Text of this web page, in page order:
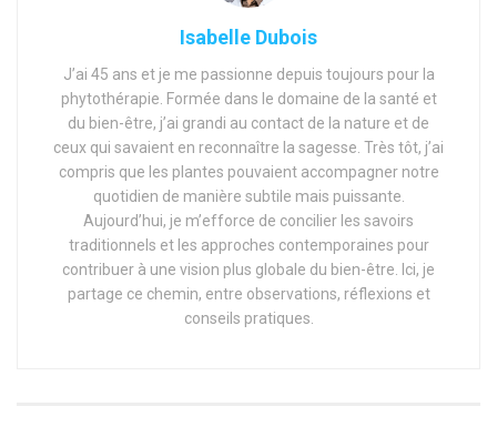
Isabelle Dubois
J’ai 45 ans et je me passionne depuis toujours pour la
phytothérapie. Formée dans le domaine de la santé et
du bien-être, j’ai grandi au contact de la nature et de
ceux qui savaient en reconnaître la sagesse. Très tôt, j’ai
compris que les plantes pouvaient accompagner notre
quotidien de manière subtile mais puissante.
Aujourd’hui, je m’efforce de concilier les savoirs
traditionnels et les approches contemporaines pour
contribuer à une vision plus globale du bien-être. Ici, je
partage ce chemin, entre observations, réflexions et
conseils pratiques.